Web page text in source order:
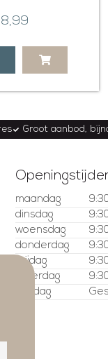
8,99
Groot aanbod,
maandag
dinsdag
woensdag
donderdag
vrijdag
zaterdag
zondag